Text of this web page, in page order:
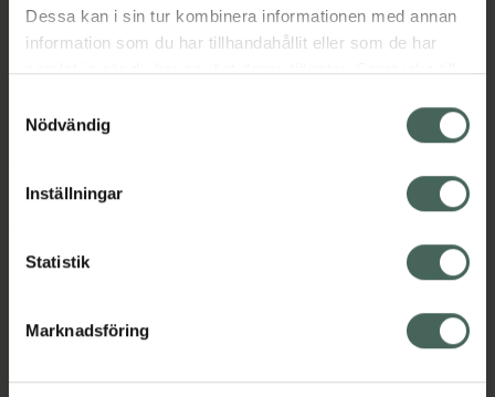
Dessa kan i sin tur kombinera informationen med annan
information som du har tillhandahållit eller som de har
samlat in när du har använt deras tjänster. Samtycke till
återkalla ditt samtycke via webbplatsens
cookieinställningar. Ett återkallat samtycke påverkar inte
lagligheten av behandling som skett innan återkallelsen.
Nödvändig
Inställningar
Statistik
Marknadsföring
EAN:07350124332468
Kronans Apotek finns här för dig. Du hittar oss från Skåne i
datorn. Oavsett vem du är så är det vårt uppdrag att
hjälpa just dig att må lite bättre. Välkommen att prata